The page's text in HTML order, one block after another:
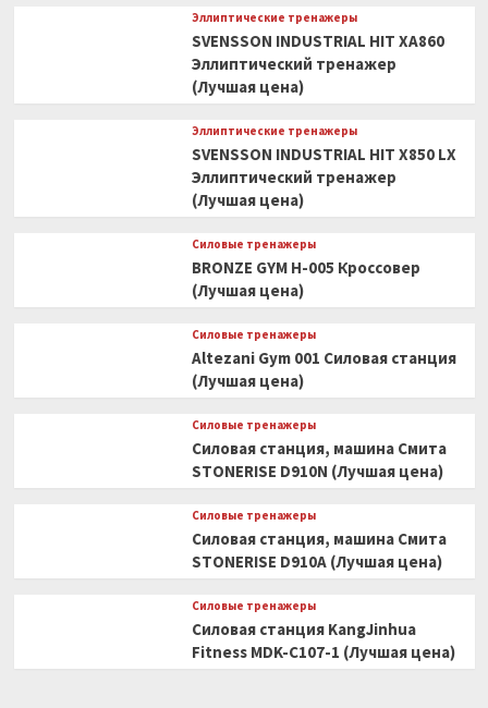
Эллиптические тренажеры
SVENSSON INDUSTRIAL HIT XA860
Эллиптический тренажер
(Лучшая цена)
Эллиптические тренажеры
SVENSSON INDUSTRIAL HIT X850 LX
Эллиптический тренажер
(Лучшая цена)
Силовые тренажеры
BRONZE GYM H-005 Кроссовер
(Лучшая цена)
Силовые тренажеры
Altezani Gym 001 Силовая станция
(Лучшая цена)
Силовые тренажеры
Силовая станция, машина Смита
STONERISE D910N (Лучшая цена)
Силовые тренажеры
Силовая станция, машина Смита
STONERISE D910A (Лучшая цена)
Силовые тренажеры
Силовая станция KangJinhua
Fitness MDK-C107-1 (Лучшая цена)